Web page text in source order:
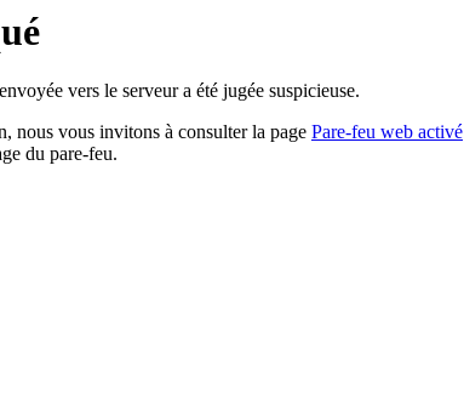
vers le serveur a été jugée suspicieuse.
nous vous invitons à consulter la page Pare-feu web activé
du pare-feu.